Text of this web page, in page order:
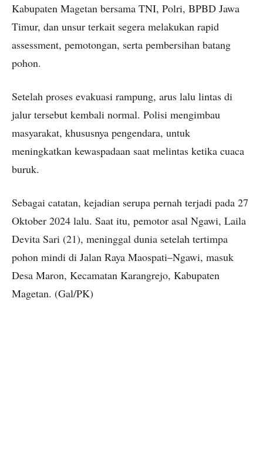
Kabupaten Magetan bersama TNI, Polri, BPBD Jawa
Timur, dan unsur terkait segera melakukan rapid
assessment, pemotongan, serta pembersihan batang
pohon.
Setelah proses evakuasi rampung, arus lalu lintas di
jalur tersebut kembali normal. Polisi mengimbau
masyarakat, khususnya pengendara, untuk
meningkatkan kewaspadaan saat melintas ketika cuaca
buruk.
Sebagai catatan, kejadian serupa pernah terjadi pada 27
Oktober 2024 lalu. Saat itu, pemotor asal Ngawi, Laila
Devita Sari (21), meninggal dunia setelah tertimpa
pohon mindi di Jalan Raya Maospati–Ngawi, masuk
Desa Maron, Kecamatan Karangrejo, Kabupaten
Magetan. (Gal/PK)